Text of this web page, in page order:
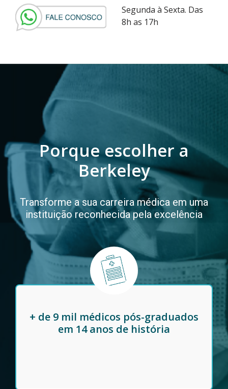
Segunda à Sexta. Das
8h as 17h
Porque escolher a
Berkeley
Transforme a sua carreira médica em uma
instituição reconhecida pela excelência
+ de 9 mil médicos pós-graduados
em 14 anos de história